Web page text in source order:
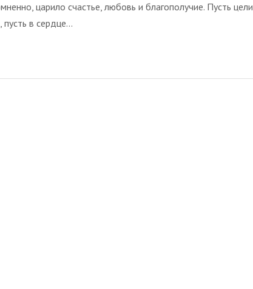
царило счастье, любовь и благополучие. Пусть цели
в сердце...